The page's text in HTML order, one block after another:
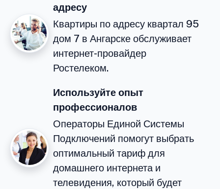
адресу
Квартиры по адресу квартал 95
дом 7 в Ангарске обслуживает
интернет-провайдер
Ростелеком.
Используйте опыт
профессионалов
Операторы Единой Системы
Подключений помогут выбрать
оптимальный тариф для
домашнего интернета и
телевидения, который будет